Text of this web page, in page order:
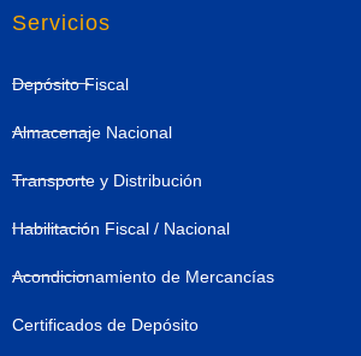
Servicios
Depósito Fiscal
Almacenaje Nacional
Transporte y Distribución
Habilitación Fiscal / Nacional
Acondicionamiento de Mercancías
Certificados de Depósito